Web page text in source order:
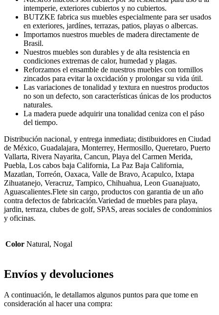
intemperie, exteriores cubiertos y no cubiertos.
BUTZKE fabrica sus muebles especialmente para ser usados
en exteriores, jardínes, terrazas, patios, playas o albercas.
Importamos nuestros muebles de madera directamente de
Brasil.
Nuestros muebles son durables y de alta resistencia en
condiciones extremas de calor, humedad y plagas.
Reforzamos el ensamble de nuestros muebles con tornillos
zincados para evitar la oxcidación y prolongar su vida útil.
Las variaciones de tonalidad y textura en nuestros productos
no son un defecto, son características únicas de los productos
naturales.
La madera puede adquirir una tonalidad ceniza con el páso
del tiempo.
Distribución nacional, y entrega inmediata; distibuidores en Ciudad
de México, Guadalajara, Monterrey, Hermosillo, Queretaro, Puerto
Vallarta, Rivera Nayarita, Cancun, Playa del Carmen Merida,
Puebla, Los cabos baja California, La Paz Baja California,
Mazatlan, Torreón, Oaxaca, Valle de Bravo, Acapulco, Ixtapa
Zihuatanejo, Veracruz, Tampico, Chihuahua, Leon Guanajuato,
Aguascalientes.Flete sin cargo, productos con garantia de un año
contra defectos de fabricación.Variedad de muebles para playa,
jardin, terraza, clubes de golf, SPAS, areas sociales de condominios
y oficinas.
Color Natural, Nogal
Envíos y devoluciones
A continuación, le detallamos algunos puntos para que tome en
consideración al hacer una compra: